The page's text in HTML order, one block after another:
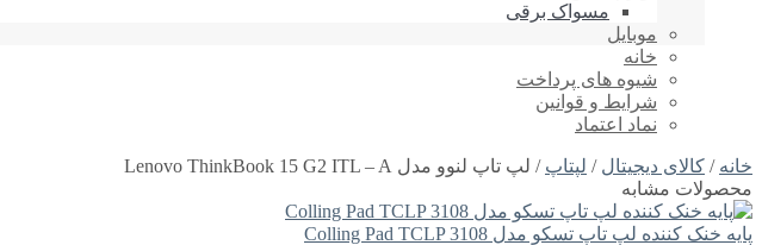
مسواک برقی
موبایل
خانه
شیوه های پرداخت
شرایط و قوانین
نماد اعتماد
خانه / کالای دیجیتال / لپتاپ / لپ تاپ لنوو مدل Lenovo ThinkBook 15 G2 ITL – A
محصولات مشابه
پایه خنک کننده لپ تاپ تسکو مدل Colling Pad TCLP 3108